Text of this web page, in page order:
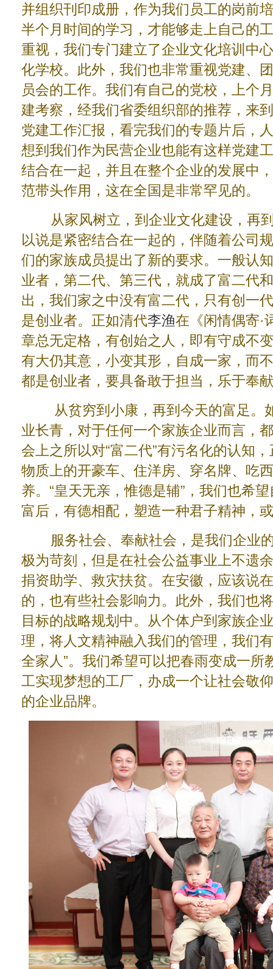
并组织刊印成册，作为我们员工的岗前
半个月时间的学习，才能够走上自己的
重视，我们专门建立了企业文化培训中
化学校。此外，我们也非常重视党建、
员会的工作。我们有自己的党校，上个
建考察，经我们省委组织部的推荐，来
党建工作汇报，看完我们的专题片后，
想到我们作为民营企业也能有这样党建
结合在一起，并且在整个企业的发展中
范带头作用，这在全国是非常罕见的。
从家风树立，到企业文化建设，再到
以说是紧密结合在一起的，伴随着公司
们的家族成员提出了新的要求。一般认
业者，第二代、第三代，就成了富二代
出，我们家之中没有富二代，只有创一
是创业者。正如清代李渔在《闲情偶寄·
章总无定格，有创始之人，即有守成不
有大仍其意，小变其形，自成一家，而
都是创业者，要具备敢于担当，乐于奉
从贫穷到小康，再到今天的富足。
业长青，对于任何一个家族企业而言，
会上之所以对“富二代”有污名化的认知
物质上的开豪车、住洋房、穿名牌、吃
养。“皇天无亲，惟德是辅”，我们也希
富后，有德相配，塑造一种君子精神，
服务社会、奉献社会，是我们企业的
极为苛刻，但是在社会公益事业上不遗
捐资助学、救灾扶贫。在安徽，应该说
的，也有些社会影响力。此外，我们也
目标的战略规划中。从个体户到家族企
理，将人文精神融入我们的管理，我们
全家人”。我们希望可以把春雨变成一所
工实现梦想的工厂，办成一个让社会敬
的企业品牌。